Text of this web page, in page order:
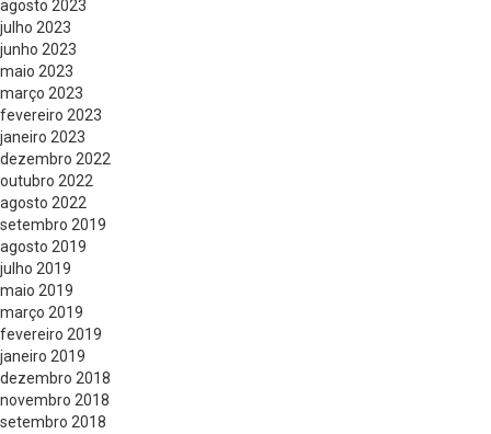
agosto 2023
julho 2023
junho 2023
maio 2023
março 2023
fevereiro 2023
janeiro 2023
dezembro 2022
outubro 2022
agosto 2022
setembro 2019
agosto 2019
julho 2019
maio 2019
março 2019
fevereiro 2019
janeiro 2019
dezembro 2018
novembro 2018
setembro 2018